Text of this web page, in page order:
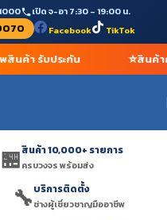
เปิด จ-อา 7:30 – 19:00 น.
Facebook TikTok
นค้า รับประกัน ⭐สินค้า
🏪สินค้า 10,000+ รายการ
ครบวงจร พร้อมส่ง
🔧บริการติดตั้ง
ช่างผู้เชี่ยวชาญมืออาชีพ